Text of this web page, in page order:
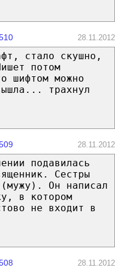
28.11.2012
стало скушно,
потом
шифтом можно
трахнул
28.11.2012
подавилась
Сестры
(мужу). Он написал
в котором
не входит в
28.11.2012